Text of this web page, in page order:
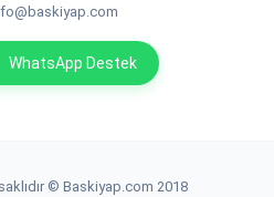
WhatsApp Destek
© Baskiyap.com 2018